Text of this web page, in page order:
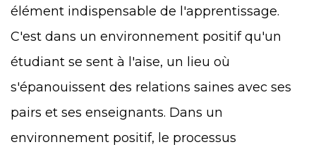
élément indispensable de l'apprentissage.
C'est dans un environnement positif qu'un
étudiant se sent à l'aise, un lieu où
s'épanouissent des relations saines avec ses
pairs et ses enseignants. Dans un
environnement positif, le processus